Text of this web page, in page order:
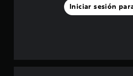
Iniciar sesión